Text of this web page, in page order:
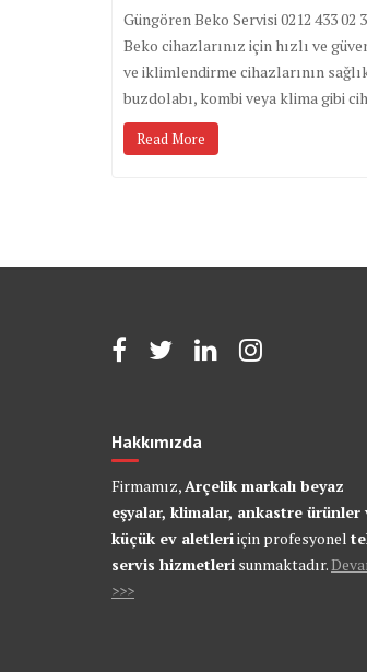
Güngören Beko Servisi 0212 433
Beko cihazlarınız için hızlı ve
ve iklimlendirme cihazlarının
buzdolabı, kombi veya klima gibi
Read More
Hakkımızda
Firmamız,Arçelik markalı beyaz
eşyalar, klimalar, ankastre ürünler
küçük ev aletleriiçin profesyonel
servis hizmetleri sunmaktadır.
>>>